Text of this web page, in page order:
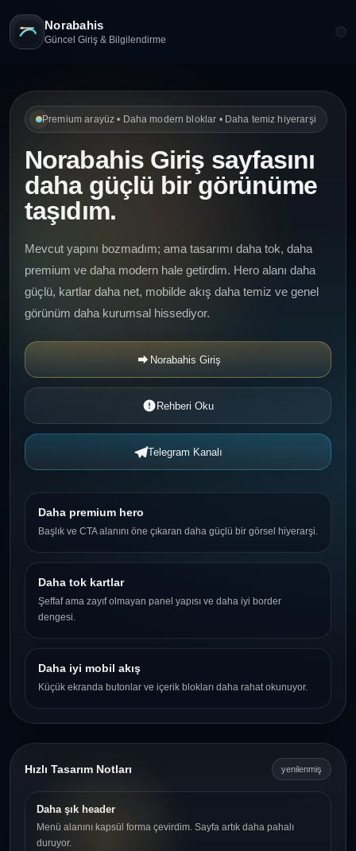
Norabahis
Güncel Giriş & Bilgilendirme
Premium arayüz • Daha modern bloklar • Daha temiz hiyerarşi
Norabahis Giriş sayfasını
daha güçlü bir görünüme
taşıdım.
Mevcut yapını bozmadım; ama tasarımı daha tok, daha
premium ve daha modern hale getirdim. Hero alanı daha
güçlü, kartlar daha net, mobilde akış daha temiz ve genel
görünüm daha kurumsal hissediyor.
Norabahis Giriş
Rehberi Oku
Telegram Kanalı
Daha premium hero
Başlık ve CTA alanını öne çıkaran daha güçlü bir görsel hiyerarşi.
Daha tok kartlar
Şeffaf ama zayıf olmayan panel yapısı ve daha iyi border
dengesi.
Daha iyi mobil akış
Küçük ekranda butonlar ve içerik blokları daha rahat okunuyor.
Hızlı Tasarım Notları yenilenmiş
Daha şık header
Menü alanını kapsül forma çevirdim. Sayfa artık daha pahalı
duruyor.